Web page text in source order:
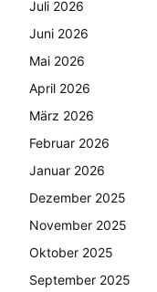
Juli 2026
Juni 2026
Mai 2026
April 2026
März 2026
Februar 2026
Januar 2026
Dezember 2025
November 2025
Oktober 2025
September 2025